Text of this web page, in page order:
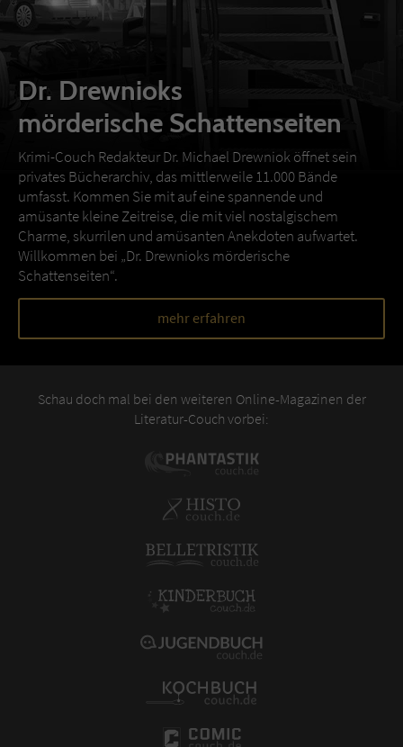
Dr. Drewnioks
mörderische Schattenseiten
Krimi-Couch Redakteur Dr. Michael Drewniok öffnet sein
privates Bücherarchiv, das mittlerweile 11.000 Bände
umfasst. Kommen Sie mit auf eine spannende und
amüsante kleine Zeitreise, die mit viel nostalgischem
Charme, skurrilen und amüsanten Anekdoten aufwartet.
Willkommen bei „Dr. Drewnioks mörderische
Schattenseiten“.
mehr erfahren
Schau doch mal bei den weiteren Online-Magazinen der
Literatur-Couch vorbei: